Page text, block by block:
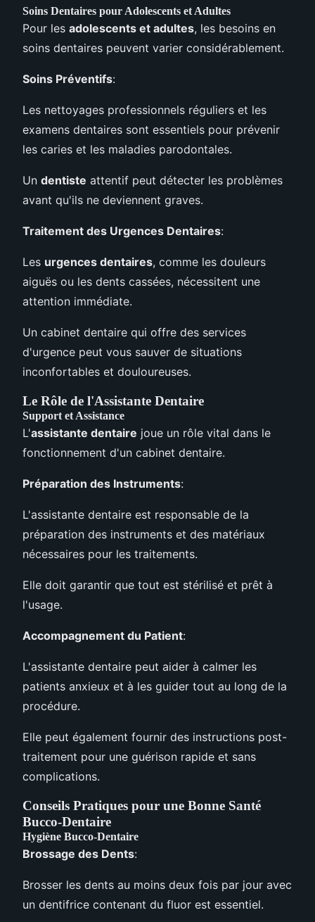
Soins Dentaires pour Adolescents et Adultes
Pour les adolescents et adultes, les besoins en
soins dentaires peuvent varier considérablement.
Soins Préventifs:
Les nettoyages professionnels réguliers et les
examens dentaires sont essentiels pour prévenir
les caries et les maladies parodontales.
Un dentiste attentif peut détecter les problèmes
avant qu'ils ne deviennent graves.
Traitement des Urgences Dentaires:
Les urgences dentaires, comme les douleurs
aiguës ou les dents cassées, nécessitent une
attention immédiate.
Un cabinet dentaire qui offre des services
d'urgence peut vous sauver de situations
inconfortables et douloureuses.
Le Rôle de l'Assistante Dentaire
Support et Assistance
L'assistante dentaire joue un rôle vital dans le
fonctionnement d'un cabinet dentaire.
Préparation des Instruments:
L'assistante dentaire est responsable de la
préparation des instruments et des matériaux
nécessaires pour les traitements.
Elle doit garantir que tout est stérilisé et prêt à
l'usage.
Accompagnement du Patient:
L'assistante dentaire peut aider à calmer les
patients anxieux et à les guider tout au long de la
procédure.
Elle peut également fournir des instructions post-
traitement pour une guérison rapide et sans
complications.
Conseils Pratiques pour une Bonne Santé
Bucco-Dentaire
Hygiène Bucco-Dentaire
Brossage des Dents:
Brosser les dents au moins deux fois par jour avec
un dentifrice contenant du fluor est essentiel.